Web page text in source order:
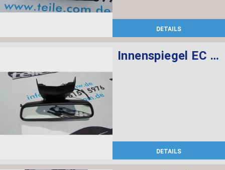
DETAILS
Innenspiegel EC / LED / GTO
DETAILS